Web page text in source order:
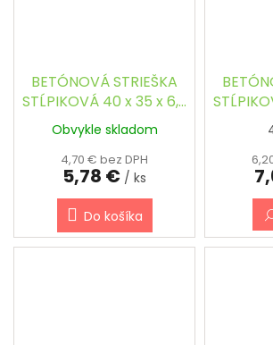
BETÓNOVÁ STRIEŠKA
STĹPIKOVÁ 40 x 35 x 6,8
cm - OBDĹŽNIKOVÁ,
ŠIKMÁ
Obvykle skladom
4,70 € bez DPH
5,78 € / ks
Do košíka
cm -